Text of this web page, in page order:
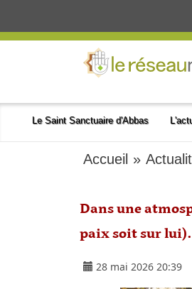
Le Saint Sanctuaire d'Abbas
Accueil »
Dans une
paix soit sur lui).
28 mai 2026 20:39